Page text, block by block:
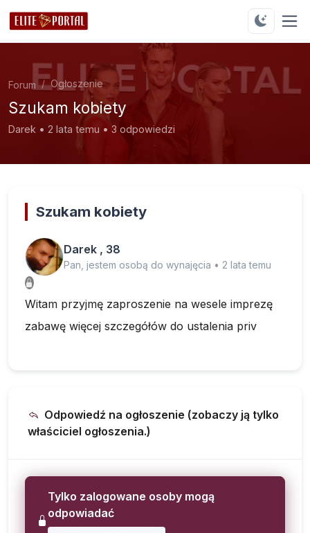
Forum Ogłoszenie
Szukam kobiety
Darek • 2 lata temu • 3 odpowiedzi
Szukam kobiety
Darek , 38
Pan, jestem osobą do wynajęcia • 2 lata temu
Witam przyjmę zaproszenie na wesele imprezę
zabawę więcej szczegółów do ustalenia priv
Odpowiedź na ogłoszenie (zobaczy ją tylko
właściciel ogłoszenia.)
Tylko zalogowane osoby mogą
odpowiadać